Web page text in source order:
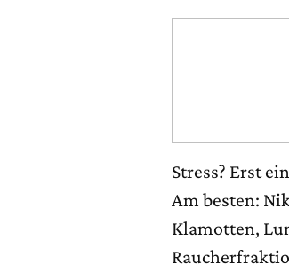
Stress? Erst
Am besten:
Klamotten,